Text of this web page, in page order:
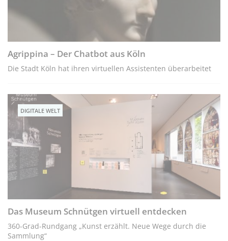
Agrippina – Der Chatbot aus Köln
Die Stadt Köln hat ihren virtuellen Assistenten überarbeitet
DIGITALE WELT
Das Museum Schnütgen virtuell entdecken
360-Grad-Rundgang „Kunst erzählt. Neue Wege durch die
Sammlung“